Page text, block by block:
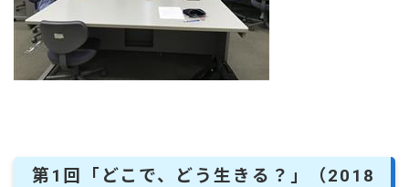
第1回「どこで、どう生きる？」（2018